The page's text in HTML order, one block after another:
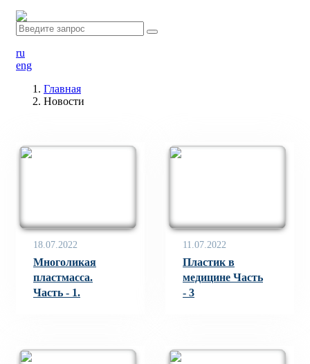
ru
eng
Главная
Новости
18.07.2022
Многоликая
пластмасса.
Часть - 1.
11.07.2022
Пластик в
медицине Часть
- 3